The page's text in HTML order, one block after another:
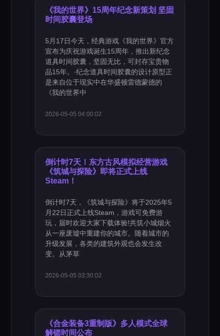
《我的世界》15周年纪念新策划 坚固
时间胶囊登场
5月17日今天，经典游戏《我的世界》官方
宣布为庆祝游戏诞生15周年，推出新纪念
道具时间胶囊，坚固无比，可封存宝贵物
品15年。·纪念道具时间胶囊的设计原型正
是来自位于现实中在华盛顿雷德蒙德的
《我的世界中
2026-05-05 04:00:02
倒计时7天！东方古风模拟经营游戏
《筑城与探险》即将正式上线
Steam！
倒计时7天，《筑城与探险》将于2025年5
月22日正式上线Steam，游戏可免费游
玩，届时欢迎大家下载体验!共筑小城烟火
从一座废墟中重建你的城市。随着城市的
升级发展，各类的建筑外观也会发生改
变。从茅草
2026-05-05 03:30:02
《合金装备3重制版》多人模式全球
解锁时间公布